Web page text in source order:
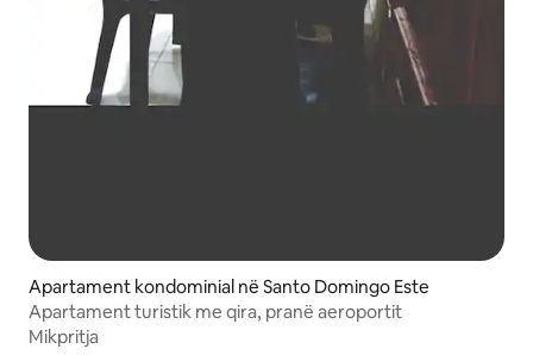
Apartament kondominial në Santo Domingo Este
Apartament turistik me qira, pranë aeroportit
Mikpritja